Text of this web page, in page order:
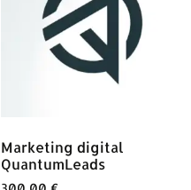
Marketing digital
QuantumLeads